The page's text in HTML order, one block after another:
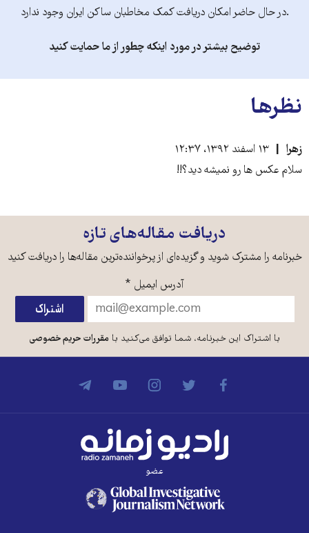
.در حال حاضر امکان دریافت کمک مخاطبان ساکن ایران وجود ندارد
توضیح بیشتر در مورد اینکه چطور از ما حمایت کنید
نظرها
زهرا
۱۳ اسفند ۱۳۹۲، ۱۲:۳۷
سلام عکس ها رو نمیشه دید؟!!
دریافت مقاله‌های تازه
خبرنامه را مشترک شوید و گزیده‌ای از پرخواننده‌ترین مقاله‌ها را دریافت کنید
آدرس ایمیل *
با اشتراک این خبرنامه، شما توافق می‌کنید بامقررات حریم خصوصی
عضو